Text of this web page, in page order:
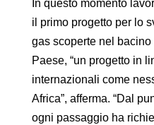
In questo momento
il primo progetto per lo
gas scoperte nel
Paese, “un progetto in
internazionali come
Africa”, afferma. “Dal
ogni passaggio ha